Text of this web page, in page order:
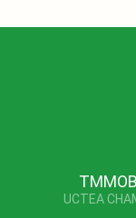
UCTEA